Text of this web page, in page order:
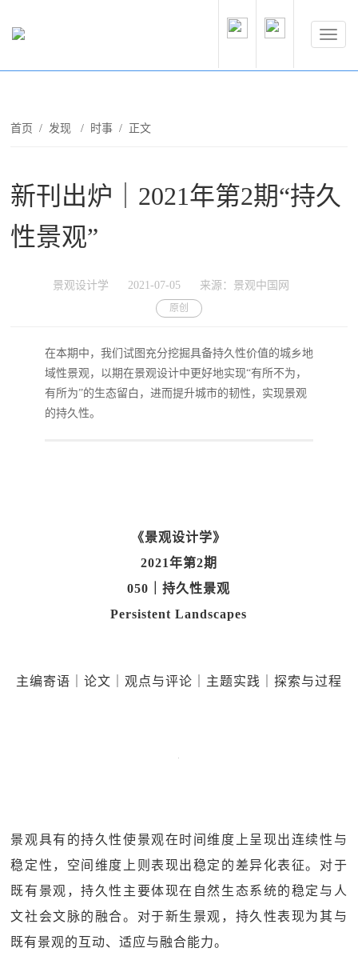
首页 /发现 / 时事 / 正文
新刊出炉｜2021年第2期“持久
性景观”
景观设计学 2021-07-05 来源：景观中国网
原创
在本期中，我们试图充分挖掘具备持久性价值的城乡地
域性景观，以期在景观设计中更好地实现“有所不为，
有所为”的生态留白，进而提升城市的韧性，实现景观
的持久性。
《景观设计学》
2021年第2期
050｜持久性景观
Persistent Landscapes
主编寄语｜论文｜观点与评论｜主题实践｜探索与过程
景观具有的持久性使景观在时间维度上呈现出连续性与
稳定性，空间维度上则表现出稳定的差异化表征。对于
既有景观，持久性主要体现在自然生态系统的稳定与人
文社会文脉的融合。对于新生景观，持久性表现为其与
既有景观的互动、适应与融合能力。